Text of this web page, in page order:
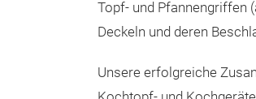
Topf- und Pfannengriffen
Deckeln und deren
Unsere erfolgreiche